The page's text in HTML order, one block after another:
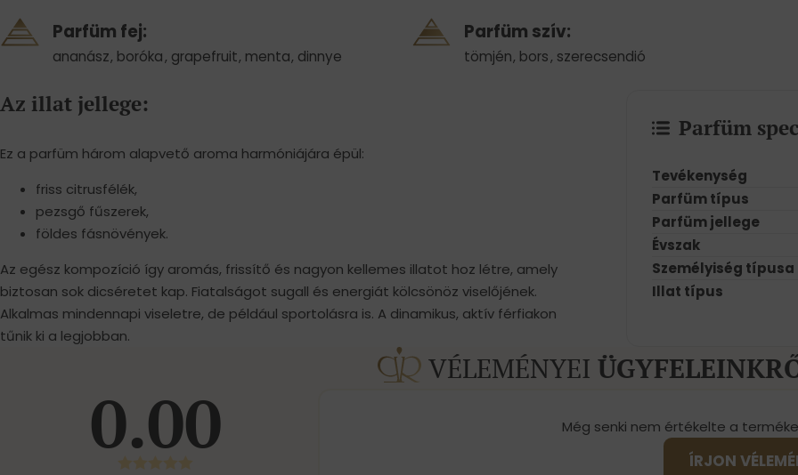
Parfüm fej:
ananász, boróka, grapefruit, menta, dinnye
Parfüm szív:
tömjén, bors, szerecsendió
Az illat jellege:
Ez a parfüm három alapvető aroma harmóniájára épül:
friss citrusfélék,
pezsgő fűszerek,
földes fásnövények.
Az egész kompozíció így aromás, frissítő és nagyon kellemes illatot hoz létre, amely
biztosan sok dicséretet kap. Fiatalságot sugall és energiát kölcsönöz viselőjének.
Alkalmas mindennapi viseletre, de például sportolásra is. A dinamikus, aktív férfiakon
tűnik ki a legjobban.
Parfüm
Tevékenység
Parfüm típus
Parfüm jellege
Évszak
Személyiség típusa
Illat típus
VÉLEMÉNYEI
0.00 Még senki nem értékelte a
ÍRJON